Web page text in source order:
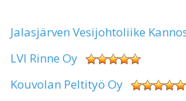
Jalasjärven Vesijohtoliike
LVI Rinne Oy
Kouvolan Peltityö Oy